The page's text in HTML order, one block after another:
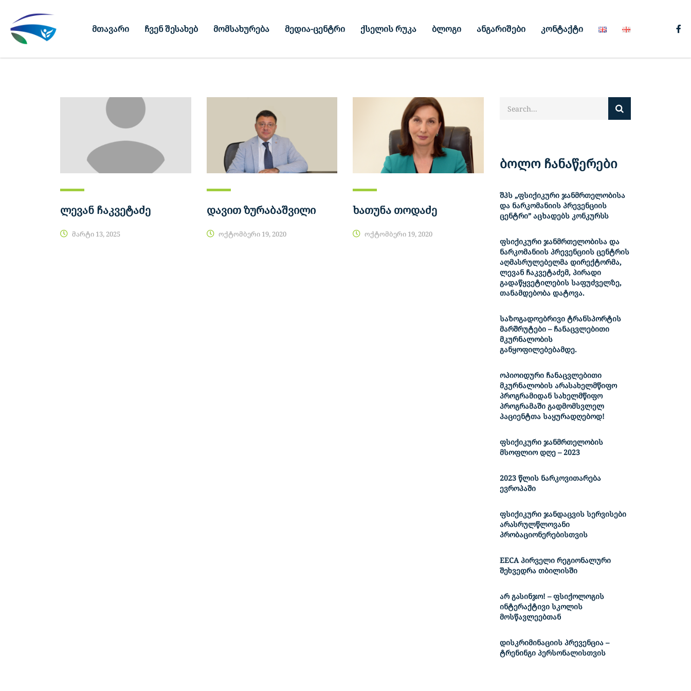
მთავარი ჩვენ შესახებ მომსახურება მედია-ცენტრი ქსელის რუკა ბლოგი ანგარიშები კონტაქტი
ლევან ჩაკვეტაძე
მარტი 13, 2025
დავით ზურაბაშვილი
ოქტომბერი 19, 2020
ხათუნა თოდაძე
ოქტომბერი 19, 2020
ბოლო ჩანაწერები
შპს „ფსიქიკური ჯანმრთელობისა
და ნარკომანიის პრევენციის
ცენტრი” აცხადებს კონკურსს
ფსიქიკური ჯანმრთელობისა და
ნარკომანიის პრევენციის ცენტრის
აღმასრულებელმა დირექტორმა,
ლევან ჩაკვეტაძემ, პირადი
გადაწყვეტილების საფუძველზე,
თანამდებობა დატოვა.
საზოგადოებრივი ტრანსპორტის
მარშრუტები – ჩანაცვლებითი
მკურნალობის
განყოფილებებამდე.
ოპიოიდური ჩანაცვლებითი
მკურნალობის არასახელმწიფო
პროგრამიდან სახელმწიფო
პროგრამაში გადმომსვლელ
პაციენტთა საყურადღებოდ!
ფსიქიკური ჯანმრთელობის
მსოფლიო დღე – 2023
2023 წლის ნარკოვითარება
ევროპაში
ფსიქიკური ჯანდაცვის სერვისები
არასრულწლოვანი
პრობაციონერებისთვის
EECA პირველი რეგიონალური
შეხვედრა თბილისში
არ გასინჯო! – ფსიქოლოგის
ინტერაქტივი სკოლის
მოსწავლეებთან
დისკრიმინაციის პრევენცია –
ტრენინგი პერსონალისთვის